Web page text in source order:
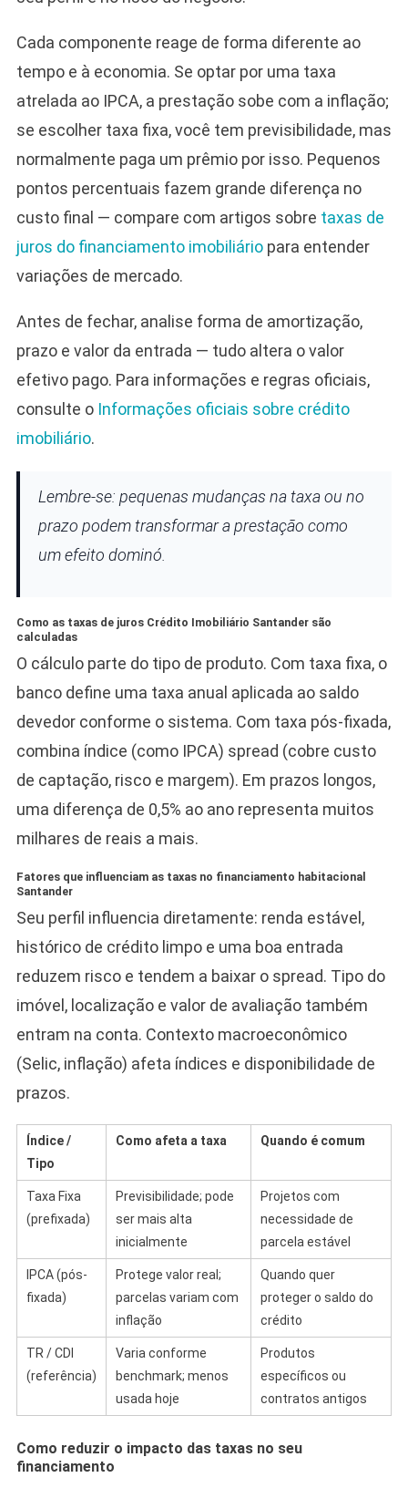
Cada componente reage de forma diferente ao
tempo e à economia. Se optar por uma taxa
atrelada ao IPCA, a prestação sobe com a inflação;
se escolher taxa fixa, você tem previsibilidade, mas
normalmente paga um prêmio por isso. Pequenos
pontos percentuais fazem grande diferença no
custo final — compare com artigos sobre taxas de
juros do financiamento imobiliáriopara entender
variações de mercado.
Antes de fechar, analise forma de amortização,
prazo e valor da entrada — tudo altera o valor
efetivo pago. Para informações e regras oficiais,
consulte o Informações oficiais sobre crédito
imobiliário.
Lembre-se: pequenas mudanças na taxa ou no
prazo podem transformar a prestação como
um efeito dominó.
Como as taxas de juros Crédito Imobiliário Santander são
calculadas
O cálculo parte do tipo de produto. Com taxa fixa, o
banco define uma taxa anual aplicada ao saldo
devedor conforme o sistema. Com taxa pós-fixada,
combina índice (como IPCA) spread (cobre custo
de captação, risco e margem). Em prazos longos,
uma diferença de 0,5% ao ano representa muitos
milhares de reais a mais.
Fatores que influenciam as taxas no financiamento habitacional
Santander
Seu perfil influencia diretamente: renda estável,
histórico de crédito limpo e uma boa entrada
reduzem risco e tendem a baixar o spread. Tipo do
imóvel, localização e valor de avaliação também
entram na conta. Contexto macroeconômico
(Selic, inflação) afeta índices e disponibilidade de
prazos.
Índice /
Tipo
Como afeta a taxa Quando é comum
Taxa Fixa
(prefixada)
Previsibilidade; pode
ser mais alta
inicialmente
Projetos com
necessidade de
parcela estável
IPCA (pós-
fixada)
Protege valor real;
parcelas variam com
inflação
Quando quer
proteger o saldo do
crédito
TR / CDI
(referência)
Varia conforme
benchmark; menos
usada hoje
Produtos
específicos ou
contratos antigos
Como reduzir o impacto das taxas no seu
financiamento